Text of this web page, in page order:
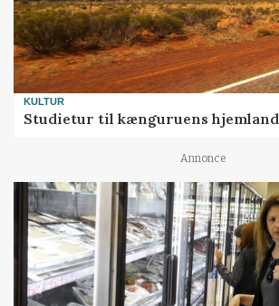
KULTUR
Studietur til kænguruens hjemland
Annonce